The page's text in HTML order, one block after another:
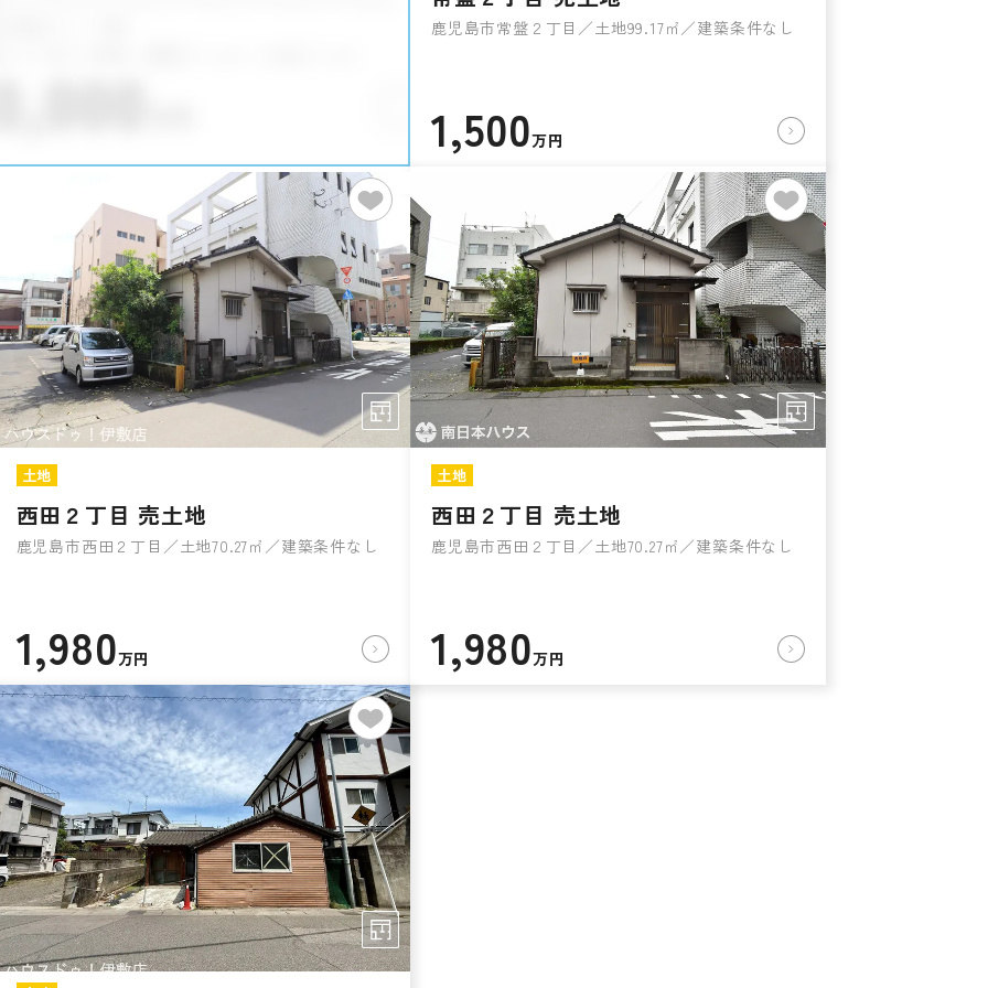
鹿児島市常盤２丁目／土地99.17㎡／建築条件なし
1,500万円
土地
西田２丁目 売土地
鹿児島市西田２丁目／土地70.27㎡／建築条件なし
1,980万円
土地
西田２丁目 売土地
鹿児島市西田２丁目／土地70.27㎡／建築条件なし
1,980万円